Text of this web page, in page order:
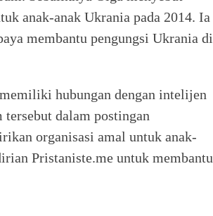
anak-anak Ukrania pada 2014. Ia
membantu pengungsi Ukrania di
hubungan dengan intelijen
dalam postingan
organisasi amal untuk anak-
Pristaniste.me untuk membantu